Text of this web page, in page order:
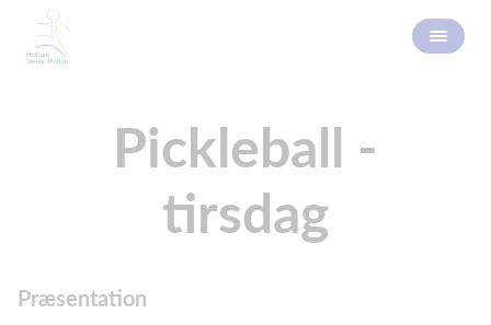
Pickleball -
tirsdag
Præsentation